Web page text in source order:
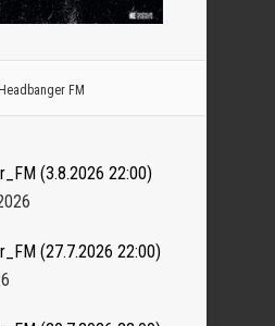
Headbanger FM
(3.8.2026 22:00)
(27.7.2026 22:00)